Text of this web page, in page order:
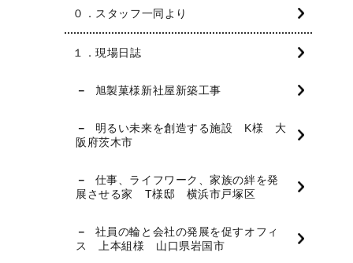
０．スタッフ一同より
１．現場日誌
旭製菓様新社屋新築工事
明るい未来を創造する施設 K様 大
阪府茨木市
仕事、ライフワーク、家族の絆を発
展させる家 T様邸 横浜市戸塚区
社員の輪と会社の発展を促すオフィ
ス 上本組様 山口県岩国市